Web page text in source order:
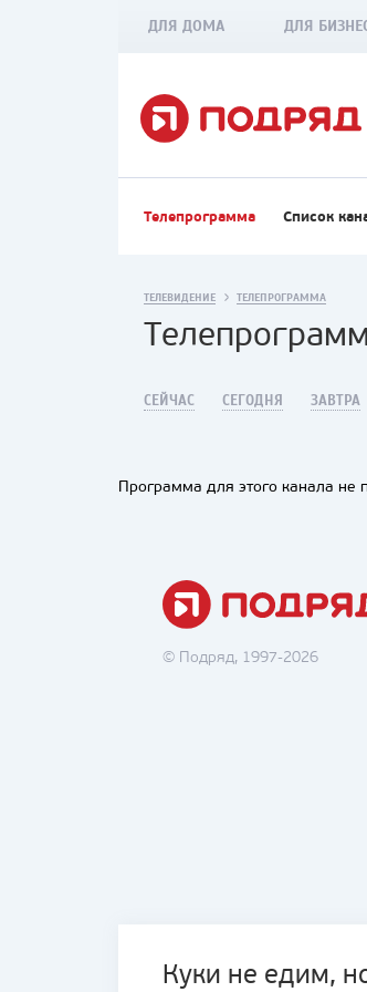
ДЛЯ ДОМА ДЛЯ
Телепрограмма Список
Куки не едим,
ТЕЛЕВИДЕНИЕ ТЕЛЕПРОГРАММА
СЕЙЧАС СЕГОДНЯ ЗАВТРА
Программа для этого канала не
© Подряд, 1997-2026